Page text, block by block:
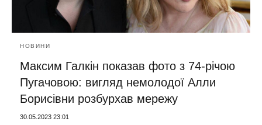
НОВИНИ
Максим Галкін показав фото з 74-річою
Пугачовою: вигляд немолодої Алли
Борисівни розбурхав мережу
30.05.2023 23:01